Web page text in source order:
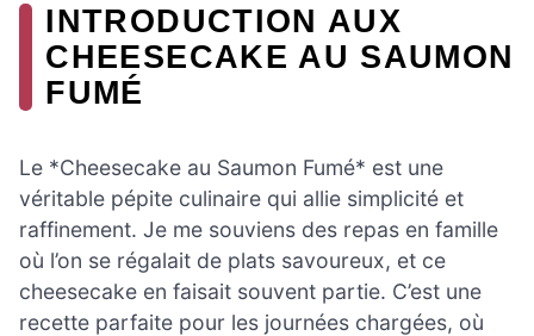
INTRODUCTION AUX
CHEESECAKE AU SAUMON
FUMÉ
Le *Cheesecake au Saumon Fumé* est une
véritable pépite culinaire qui allie simplicité et
raffinement. Je me souviens des repas en famille
où l’on se régalait de plats savoureux, et ce
cheesecake en faisait souvent partie. C’est une
recette parfaite pour les journées chargées, où